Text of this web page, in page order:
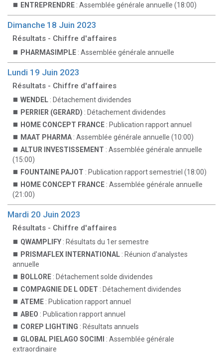
ENTREPRENDRE : Assemblée générale annuelle (18:00)
Dimanche 18 Juin 2023
Résultats - Chiffre d'affaires
PHARMASIMPLE : Assemblée générale annuelle
Lundi 19 Juin 2023
Résultats - Chiffre d'affaires
WENDEL : Détachement dividendes
PERRIER (GERARD) : Détachement dividendes
HOME CONCEPT FRANCE : Publication rapport annuel
MAAT PHARMA : Assemblée générale annuelle (10:00)
ALTUR INVESTISSEMENT : Assemblée générale annuelle
(15:00)
FOUNTAINE PAJOT : Publication rapport semestriel (18:00)
HOME CONCEPT FRANCE : Assemblée générale annuelle
(21:00)
Mardi 20 Juin 2023
Résultats - Chiffre d'affaires
QWAMPLIFY : Résultats du 1er semestre
PRISMAFLEX INTERNATIONAL : Réunion d'analystes
annuelle
BOLLORE : Détachement solde dividendes
COMPAGNIE DE L ODET : Détachement dividendes
ATEME : Publication rapport annuel
ABEO : Publication rapport annuel
COREP LIGHTING : Résultats annuels
GLOBAL PIELAGO SOCIMI
: Assemblée générale
extraordinaire